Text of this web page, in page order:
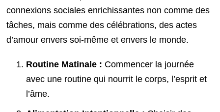
connexions sociales enrichissantes non comme des
tâches, mais comme des célébrations, des actes
d’amour envers soi-même et envers le monde.
Routine Matinale : Commencer la journée
avec une routine qui nourrit le corps, l’esprit et
l’âme.